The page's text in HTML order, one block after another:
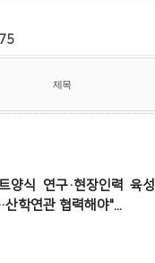
제목
양식 연구·현장인력 육성
학연관 협력해야"...